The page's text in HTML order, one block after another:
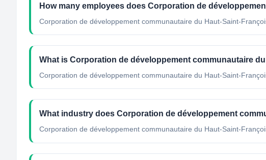
How many employees does Corporation de
Corporation de développement communautaire du Haut-Saint-
What is Corporation de développement communautaire
Corporation de développement communautaire du Haut-Saint-
What industry does Corporation de développement
Corporation de développement communautaire du Haut-Saint-